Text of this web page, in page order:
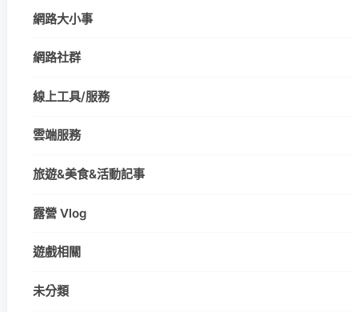
網路大小事
網路社群
線上工具/服務
雲端服務
旅遊&美食&活動記事
露營 Vlog
遊戲相關
未分類